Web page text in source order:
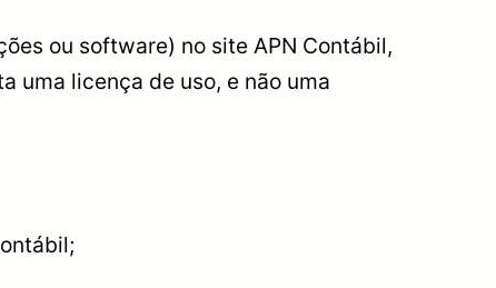
ou software) no site APN Contábil,
uma licença de uso, e não uma